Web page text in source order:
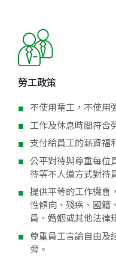
勞工政策
不使用童工，不使用
工作及休息時間符合
支付給員工的薪資福
公平對待與尊重每位
待等不人道方式對待
提供平等的工作機會
性傾向、殘疾、國籍
員、婚姻或其他法律
尊重員工言論自由及
脅。